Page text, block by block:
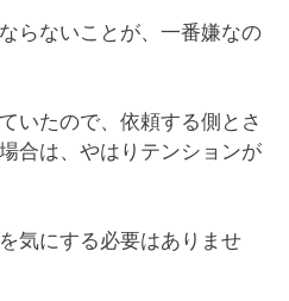
らないことが、一番嫌なの
いたので、依頼する側とさ
合は、やはりテンションが
気にする必要はありませ